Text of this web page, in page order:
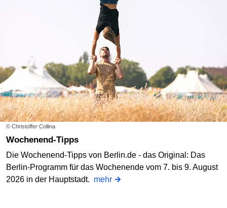
© Christoffer Collina
Wochenend-Tipps
Die Wochenend-Tipps von Berlin.de - das Original: Das
Berlin-Programm für das Wochenende vom 7. bis 9. August
2026 in der Hauptstadt. mehr